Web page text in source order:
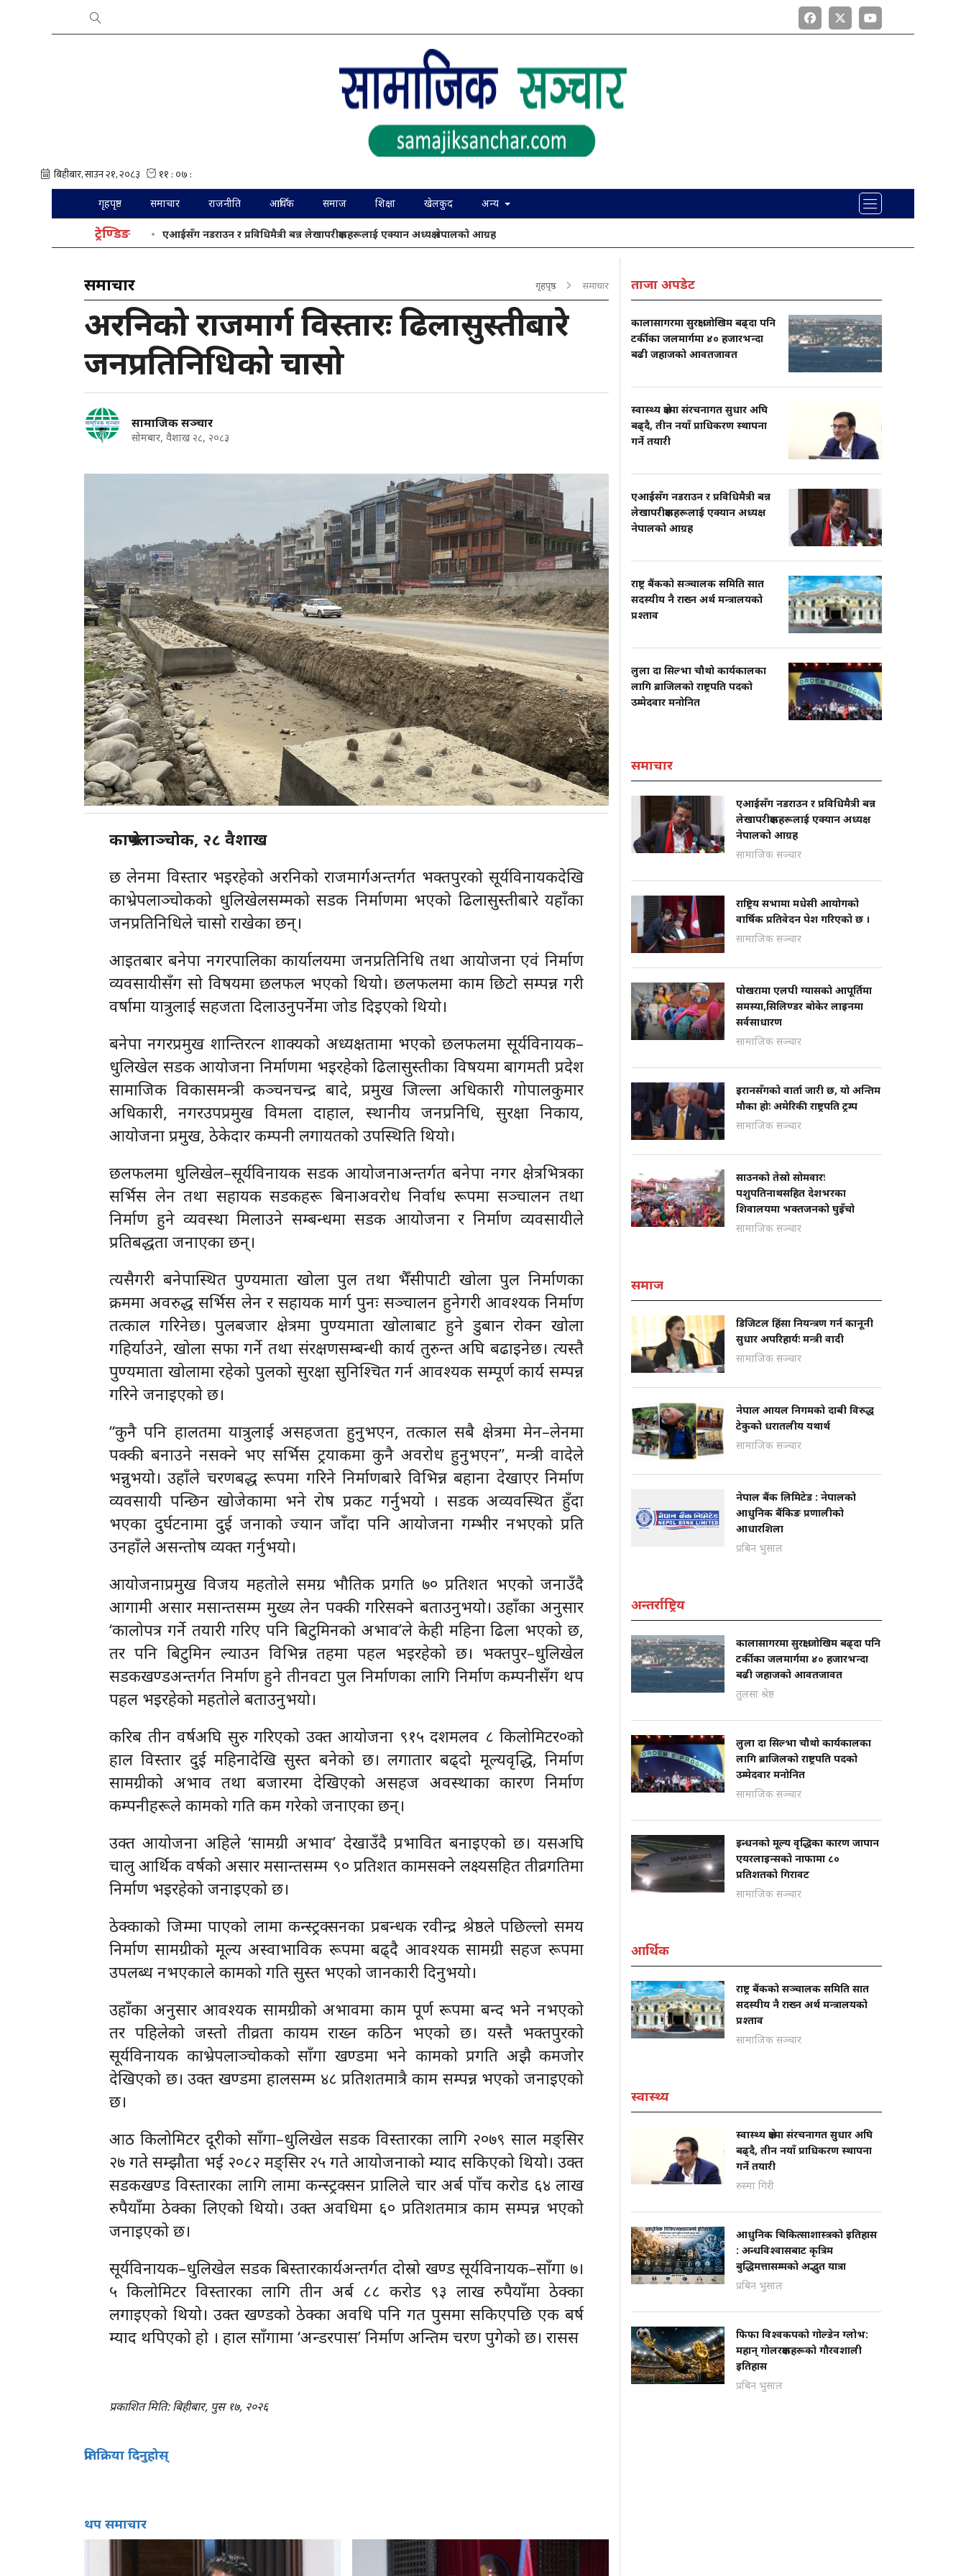
गृहपृष्ठ समाचार राजनीति आर्थिक समाज शिक्षा खेलकुद अन्य
ट्रेण्डिङ एआईसँग नडराउन र प्रविधिमैत्री बन्न लेखापरीक्षकहरूलाई एक्यान अध्यक्ष नेपालको आग्रह
समाचार गृहपृष्ठ समाचार
अरनिको राजमार्ग विस्तारः ढिलासुस्तीबारे
जनप्रतिनिधिको चासो
सामाजिक सञ्चार
सोमबार, वैशाख २८, २०८३
काभ्रेपलाञ्चोक, २८ वैशाख
छ लेनमा विस्तार भइरहेको अरनिको राजमार्गअन्तर्गत भक्तपुरको सूर्यविनायकदेखि
काभ्रेपलाञ्चोकको धुलिखेलसम्मको सडक निर्माणमा भएको ढिलासुस्तीबारे यहाँका
जनप्रतिनिधिले चासो राखेका छन्।
आइतबार बनेपा नगरपालिका कार्यालयमा जनप्रतिनिधि तथा आयोजना एवं निर्माण
व्यवसायीसँग सो विषयमा छलफल भएको थियो। छलफलमा काम छिटो सम्पन्न गरी
वर्षामा यात्रुलाई सहजता दिलाउनुपर्नेमा जोड दिइएको थियो।
बनेपा नगरप्रमुख शान्तिरत्न शाक्यको अध्यक्षतामा भएको छलफलमा सूर्यविनायक–
धुलिखेल सडक आयोजना निर्माणमा भइरहेको ढिलासुस्तीका विषयमा बागमती प्रदेश
सामाजिक विकासमन्त्री कञ्चनचन्द्र बादे, प्रमुख जिल्ला अधिकारी गोपालकुमार
अधिकारी, नगरउपप्रमुख विमला दाहाल, स्थानीय जनप्रनिधि, सुरक्षा निकाय,
आयोजना प्रमुख, ठेकेदार कम्पनी लगायतको उपस्थिति थियो।
छलफलमा धुलिखेल–सूर्यविनायक सडक आयोजनाअन्तर्गत बनेपा नगर क्षेत्रभित्रका
सर्भिस लेन तथा सहायक सडकहरू बिनाअवरोध निर्वाध रूपमा सञ्चालन तथा
निर्माण हुने व्यवस्था मिलाउने सम्बन्धमा सडक आयोजना र निर्माण व्यवसायीले
प्रतिबद्धता जनाएका छन्।
त्यसैगरी बनेपास्थित पुण्यमाता खोला पुल तथा भैँसीपाटी खोला पुल निर्माणका
क्रममा अवरुद्ध सर्भिस लेन र सहायक मार्ग पुनः सञ्चालन हुनेगरी आवश्यक निर्माण
तत्काल गरिनेछ। पुलबजार क्षेत्रमा पुण्यमाता खोलाबाट हुने डुबान रोक्न खोला
गहिर्याउने, खोला सफा गर्ने तथा संरक्षणसम्बन्धी कार्य तुरुन्त अघि बढाइनेछ। त्यस्तै
पुण्यमाता खोलामा रहेको पुलको सुरक्षा सुनिश्चित गर्न आवश्यक सम्पूर्ण कार्य सम्पन्न
गरिने जनाइएको छ।
“कुनै पनि हालतमा यात्रुलाई असहजता हुनुभएन, तत्काल सबै क्षेत्रमा मेन–लेनमा
पक्की बनाउने नसक्ने भए सर्भिस ट्रयाकमा कुनै अवरोध हुनुभएन”, मन्त्री वादेले
भन्नुभयो। उहाँले चरणबद्ध रूपमा गरिने निर्माणबारे विभिन्न बहाना देखाएर निर्माण
व्यवसायी पन्छिन खोजेकामा भने रोष प्रकट गर्नुभयो । सडक अव्यवस्थित हुँदा
भएका दुर्घटनामा दुई जनाको ज्यान जाँदा पनि आयोजना गम्भीर नभएको प्रति
उनहाँले असन्तोष व्यक्त गर्नुभयो।
आयोजनाप्रमुख विजय महतोले समग्र भौतिक प्रगति ७० प्रतिशत भएको जनाउँदै
आगामी असार मसान्तसम्म मुख्य लेन पक्की गरिसक्ने बताउनुभयो। उहाँका अनुसार
‘कालोपत्र गर्ने तयारी गरिए पनि बिटुमिनको अभाव’ले केही महिना ढिला भएको छ,
तर पनि बिटुमिन ल्याउन विभिन्न तहमा पहल भइरहेको छ। भक्तपुर–धुलिखेल
सडकखण्डअन्तर्गत निर्माण हुने तीनवटा पुल निर्माणका लागि निर्माण कम्पनीसँग थप
पहल भइरहेको महतोले बताउनुभयो।
करिब तीन वर्षअघि सुरु गरिएको उक्त आयोजना ९१५ दशमलव ८ किलोमिटर०को
हाल विस्तार दुई महिनादेखि सुस्त बनेको छ। लगातार बढ्दो मूल्यवृद्धि, निर्माण
सामग्रीको अभाव तथा बजारमा देखिएको असहज अवस्थाका कारण निर्माण
कम्पनीहरूले कामको गति कम गरेको जनाएका छन्।
उक्त आयोजना अहिले ‘सामग्री अभाव’ देखाउँदै प्रभावित बनाइएको छ। यसअघि
चालु आर्थिक वर्षको असार मसान्तसम्म ९० प्रतिशत कामसक्ने लक्ष्यसहित तीव्रगतिमा
निर्माण भइरहेको जनाइएको छ।
ठेक्काको जिम्मा पाएको लामा कन्स्ट्रक्सनका प्रबन्धक रवीन्द्र श्रेष्ठले पछिल्लो समय
निर्माण सामग्रीको मूल्य अस्वाभाविक रूपमा बढ्दै आवश्यक सामग्री सहज रूपमा
उपलब्ध नभएकाले कामको गति सुस्त भएको जानकारी दिनुभयो।
उहाँका अनुसार आवश्यक सामग्रीको अभावमा काम पूर्ण रूपमा बन्द भने नभएको
तर पहिलेको जस्तो तीव्रता कायम राख्न कठिन भएको छ। यस्तै भक्तपुरको
सूर्यविनायक काभ्रेपलाञ्चोकको साँगा खण्डमा भने कामको प्रगति अझै कमजोर
देखिएको छ। उक्त खण्डमा हालसम्म ४८ प्रतिशतमात्रै काम सम्पन्न भएको जनाइएको
छ।
आठ किलोमिटर दूरीको साँगा–धुलिखेल सडक विस्तारका लागि २०७९ साल मङ्सिर
२७ गते सम्झौता भई २०८२ मङ्सिर २५ गते आयोजनाको म्याद सकिएको थियो। उक्त
सडकखण्ड विस्तारका लागि लामा कन्स्ट्रक्सन प्रालिले चार अर्ब पाँच करोड ६४ लाख
रुपैयाँमा ठेक्का लिएको थियो। उक्त अवधिमा ६० प्रतिशतमात्र काम सम्पन्न भएको
जनाइएको छ।
सूर्यविनायक–धुलिखेल सडक बिस्तारकार्यअन्तर्गत दोस्रो खण्ड सूर्यविनायक–साँगा ७।
५ किलोमिटर विस्तारका लागि तीन अर्ब ८८ करोड ९३ लाख रुपैयाँमा ठेक्का
लगाइएको थियो। उक्त खण्डको ठेक्का अवधि पनि गत पुसमा सकिएपछि एक बर्ष
म्याद थपिएको हो । हाल साँगामा ‘अन्डरपास’ निर्माण अन्तिम चरण पुगेको छ। रासस
प्रकाशित मिति: बिहीबार, पुस १७, २०२६
प्रतिक्रिया दिनुहोस्
थप समाचार
ताजा अपडेट
कालासागरमा सुरक्षा जोखिम बढ्दा पनि
टर्कीका जलमार्गमा ४० हजारभन्दा
बढी जहाजको आवतजावत
स्वास्थ्य क्षेत्रमा संरचनागत सुधार अघि
बढ्दै, तीन नयाँ प्राधिकरण स्थापना
गर्ने तयारी
एआईसँग नडराउन र प्रविधिमैत्री बन्न
लेखापरीक्षकहरूलाई एक्यान अध्यक्ष
नेपालको आग्रह
राष्ट्र बैंकको सञ्चालक समिति सात
सदस्यीय नै राख्न अर्थ मन्त्रालयको
प्रश्ताव
लुला दा सिल्भा चौथो कार्यकालका
लागि ब्राजिलको राष्ट्रपति पदको
उम्मेदवार मनोनित
समाचार
एआईसँग नडराउन र प्रविधिमैत्री बन्न
लेखापरीक्षकहरूलाई एक्यान अध्यक्ष
नेपालको आग्रह
सामाजिक सञ्चार
राष्ट्रिय सभामा मधेसी आयोगको
वार्षिक प्रतिवेदन पेश गरिएको छ ।
सामाजिक सञ्चार
पोखरामा एलपी ग्यासको आपूर्तिमा
समस्या,सिलिण्डर बोकेर लाइनमा
सर्वसाधारण
सामाजिक सञ्चार
इरानसँगको वार्ता जारी छ, यो अन्तिम
मौका होः अमेरिकी राष्ट्रपति ट्रम्प
सामाजिक सञ्चार
साउनको तेस्रो सोमवारः
पशुपतिनाथसहित देशभरका
शिवालयमा भक्तजनको घुइँचो
सामाजिक सञ्चार
समाज
डिजिटल हिंसा नियन्त्रण गर्न कानूनी
सुधार अपरिहार्यः मन्त्री वादी
सामाजिक सञ्चार
नेपाल आयल निगमको दाबी विरुद्ध
टेकुको धरातलीय यथार्थ
सामाजिक सञ्चार
नेपाल बैंक लिमिटेड : नेपालको
आधुनिक बैंकिङ प्रणालीको
आधारशिला
प्रबिन भुसाल
अन्तर्राष्ट्रिय
कालासागरमा सुरक्षा जोखिम बढ्दा पनि
टर्कीका जलमार्गमा ४० हजारभन्दा
बढी जहाजको आवतजावत
तुलसा श्रेष्ठ
लुला दा सिल्भा चौथो कार्यकालका
लागि ब्राजिलको राष्ट्रपति पदको
उम्मेदवार मनोनित
सामाजिक सञ्चार
इन्धनको मूल्य वृद्धिका कारण जापान
एयरलाइन्सको नाफामा ८०
प्रतिशतको गिरावट
सामाजिक सञ्चार
आर्थिक
राष्ट्र बैंकको सञ्चालक समिति सात
सदस्यीय नै राख्न अर्थ मन्त्रालयको
प्रश्ताव
सामाजिक सञ्चार
स्वास्थ्य
स्वास्थ्य क्षेत्रमा संरचनागत सुधार अघि
बढ्दै, तीन नयाँ प्राधिकरण स्थापना
गर्ने तयारी
रुस्मा गिरी
आधुनिक चिकित्साशास्त्रको इतिहास
: अन्धविश्वासबाट कृत्रिम
बुद्धिमत्तासम्मको अद्भुत यात्रा
प्रबिन भुसाल
फिफा विश्वकपको गोल्डेन ग्लोभ:
महान् गोलरक्षकहरूको गौरवशाली
इतिहास
प्रबिन भुसाल